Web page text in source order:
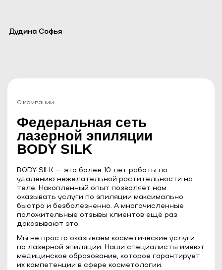
Дудина Софья
О компании
Федеральная сеть
лазерной эпиляции
BODY SILK
BODY SILK — это более 10 лет работы по
удалению нежелательной растительности на
теле. Накопленный опыт позволяет нам
оказывать услуги по эпиляции максимально
быстро и безболезненно. А многочисленные
положительные отзывы клиентов ещё раз
доказывают это.
Мы не просто оказываем косметические услуги
по лазерной эпиляции. Наши специалисты имеют
медицинское образование, которое гарантирует
их компетенции в сфере косметологии.